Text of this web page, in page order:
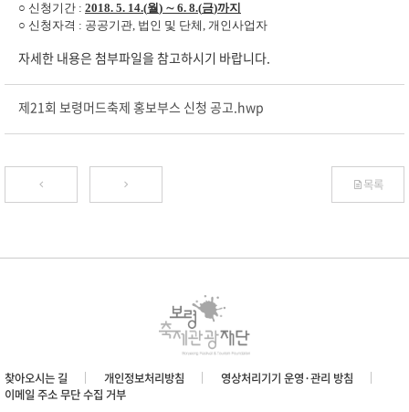
○ 신청기간 : 2018. 5. 14.(월 ) ∼ 6. 8.(금)까지
○ 신청자격 : 공공기관, 법인 및 단체, 개인사업자
자세한 내용은 첨부파일을 참고하시기 바랍니다.
제21회 보령머드축제 홍보부스 신청 공고.hwp
목록
찾아오시는 길 개인정보처리방침
영상처리기기 운영·관리 방침
이메일 주소 무단 수집 거부